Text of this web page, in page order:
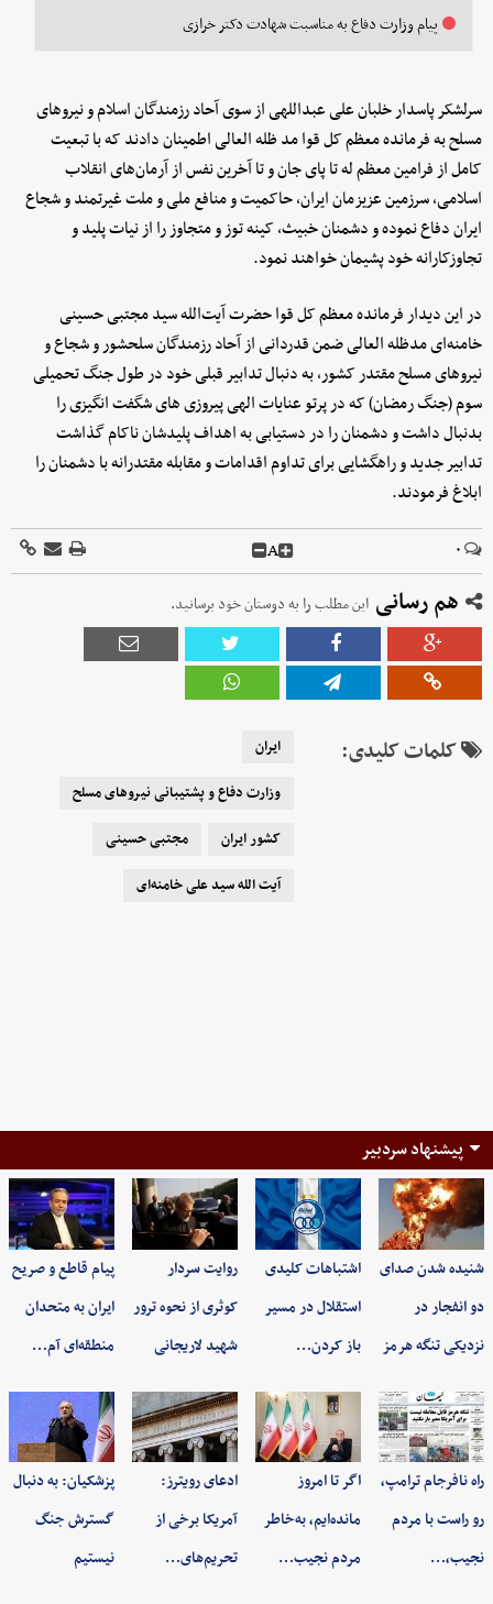
پیام وزارت دفاع به مناسبت شهادت دکتر خرازی
سرلشکر پاسدار خلبان علی عبداللهی از سوی آحاد رزمندگان اسلام و نیروهای
مسلح به فرمانده معظم کل قوا مد ظله العالی اطمینان دادند که با تبعیت
کامل از فرامین معظم له تا پای جان و تا آخرین نفس از آرمان‌های انقلاب
اسلامی، سرزمین عزیزمان ایران، حاکمیت و منافع ملی و ملت غیرتمند و شجاع
ایران دفاع نموده و دشمنان خبیث، کینه توز و متجاوز را از نیات پلید و
تجاوزکارانه خود پشیمان خواهند نمود.
در این دیدار فرمانده معظم کل قوا حضرت آیت‌الله سید مجتبی حسینی
خامنه‌ای مدظله العالی ضمن قدردانی از آحاد رزمندگان سلحشور و شجاع و
نیروهای مسلح مقتدر کشور، به دنبال تدابیر قبلی خود در طول جنگ تحمیلی
سوم (جنگ رمضان) که در پرتو عنایات الهی پیروزی های شگفت انگیزی را
بدنبال داشت و دشمنان را در دستیابی به اهداف پلیدشان ناکام گذاشت
تدابیر جدید و راهگشایی برای تداوم اقدامات و مقابله مقتدرانه با دشمنان را
ابلاغ فرمودند.
۰ A
هم رسانی این مطلب را به دوستان خود برسانید.
کلمات کلیدی:
ایران
وزارت دفاع و پشتیبانی نیروهای مسلح
کشور ایران
مجتبی حسینی
آیت الله سید علی خامنه‌ای
پیشنهاد سردبیر
شنیده شدن صدای
دو انفجار در
نزدیکی تنگه هرمز
اشتباهات کلیدی
استقلال در مسیر
باز کردن…
روایت سردار
کوثری از نحوه ترور
شهید لاریجانی
پیام قاطع و صریح
ایران به متحدان
منطقه‌ای آم…
راه نافرجام ترامپ،
رو راست با مردم
نجیب،…
اگر تا امروز
مانده‌ایم، به‌خاطر
مردم نجیب…
ادعای رویترز:
آمریکا برخی از
تحریم‌های…
پزشکیان: به‌ دنبال
گسترش جنگ
نیستیم